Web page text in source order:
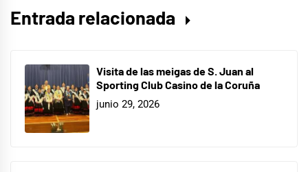
Entrada relacionada
Visita de las meigas de S. Juan al
Sporting Club Casino de la Coruña
junio 29, 2026